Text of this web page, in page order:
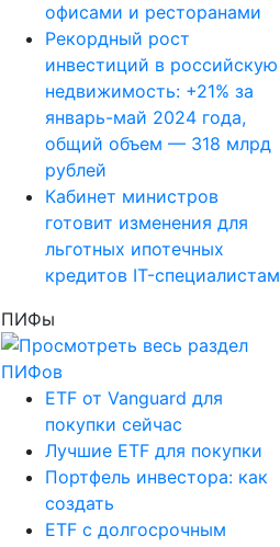
офисами и ресторанами
Рекордный рост
инвестиций в российскую
недвижимость: +21% за
январь-май 2024 года,
общий объем — 318 млрд
рублей
Кабинет министров
готовит изменения для
льготных ипотечных
кредитов IT-специалистам
ПИФы
ETF от Vanguard для
покупки сейчас
Лучшие ETF для покупки
Портфель инвестора: как
создать
ETF с долгосрочным